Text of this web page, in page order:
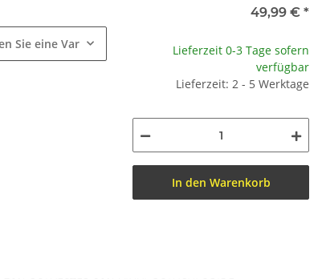
Sie eine Variation.
49,99 € *
Lieferzeit 0-3 Tage sofern
verfügbar
Lieferzeit: 2 - 5 Werktage
In den Warenkorb